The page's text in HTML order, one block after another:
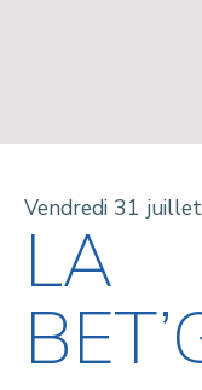
Vendredi 31 juillet
LA